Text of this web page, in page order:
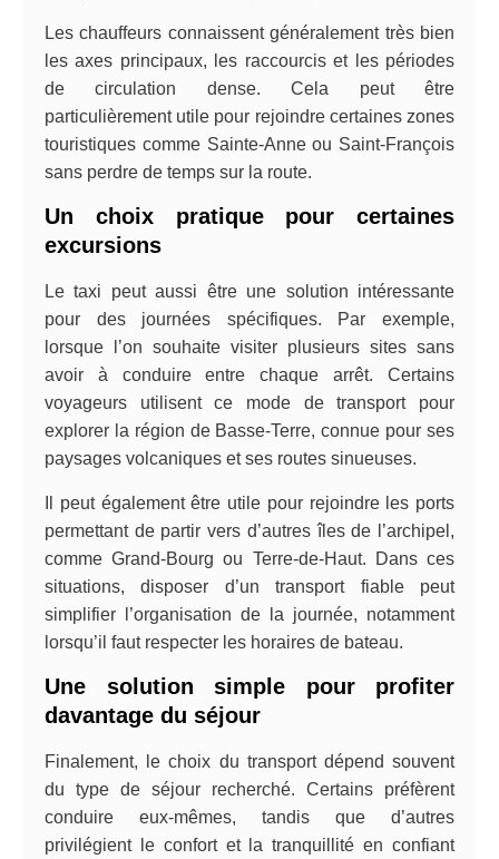
Les chauffeurs connaissent généralement très bien
les axes principaux, les raccourcis et les périodes
de circulation dense. Cela peut être
particulièrement utile pour rejoindre certaines zones
touristiques comme Sainte-Anne ou Saint-François
sans perdre de temps sur la route.
Un choix pratique pour certaines
excursions
Le taxi peut aussi être une solution intéressante
pour des journées spécifiques. Par exemple,
lorsque l’on souhaite visiter plusieurs sites sans
avoir à conduire entre chaque arrêt. Certains
voyageurs utilisent ce mode de transport pour
explorer la région de Basse-Terre, connue pour ses
paysages volcaniques et ses routes sinueuses.
Il peut également être utile pour rejoindre les ports
permettant de partir vers d’autres îles de l’archipel,
comme Grand-Bourg ou Terre-de-Haut. Dans ces
situations, disposer d’un transport fiable peut
simplifier l’organisation de la journée, notamment
lorsqu’il faut respecter les horaires de bateau.
Une solution simple pour profiter
davantage du séjour
Finalement, le choix du transport dépend souvent
du type de séjour recherché. Certains préfèrent
conduire eux-mêmes, tandis que d’autres
privilégient le confort et la tranquillité en confiant